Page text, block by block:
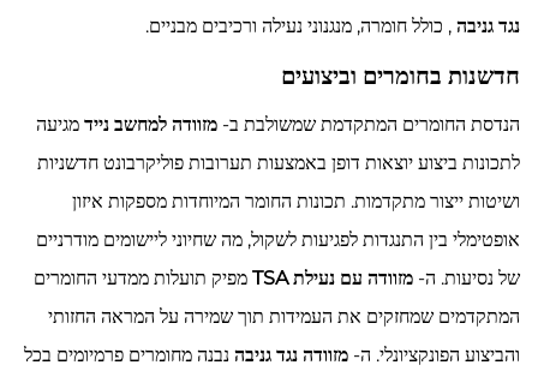
נגד גניבה , כולל חומרה, מנגנוני נעילה ורכיבים מבניים.
חדשנות בחומרים וביצועים
הנדסת החומרים המתקדמת שמשולבת ב- מזוודה למחשב נייד מגיעה
לתכונות ביצוע יוצאות דופן באמצעות תערובות פוליקרבונט חדשניות
ושיטות ייצור מתקדמות. תכונות החומר המיוחדות מספקות איזון
אופטימלי בין התנגדות לפגיעות לשקול, מה שחיוני ליישומים מודרניים
של נסיעות. ה- מזוודה עם נעילת TSA
מפיק תועלות ממדעי החומרים
המתקדמים שמחזקים את העמידות תוך שמירה על המראה החזותי
והביצוע הפונקציונלי. ה- מזוודה נגד גניבה נבנה מחומרים פרמיומים בכל